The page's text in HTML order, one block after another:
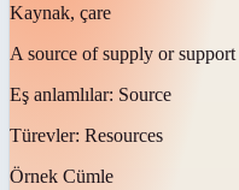
Kaynak, çare
A source of supply or support
Eş anlamlılar: Source
Türevler: Resources
Örnek Cümle